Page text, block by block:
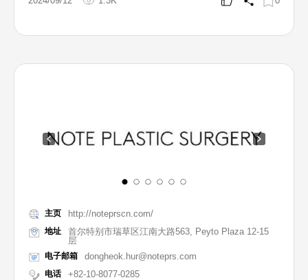
主页 http://noteprscn.com/
地址
首尔特别市瑞草区江南大路563, Peyto Plaza 12-15
层
电子邮箱 dongheok.hur@noteprs.com
电话 +82-10-8077-0285